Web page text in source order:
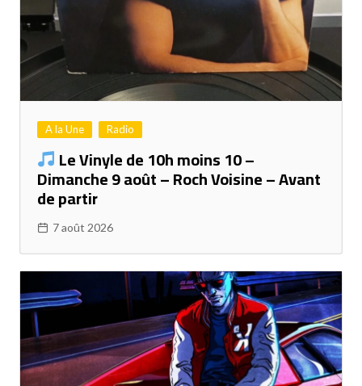
A la Une Radio
Le Vinyle de 10h moins 10 –
Dimanche 9 août – Roch Voisine – Avant
de partir
7 août 2026